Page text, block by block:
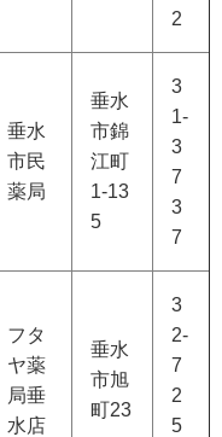
2
垂水
市民
薬局
垂水
市錦
江町
1-13
5
3
1-
3
7
3
7
フタ
ヤ薬
局垂
水店
垂水
市旭
町23
3
2-
7
2
5